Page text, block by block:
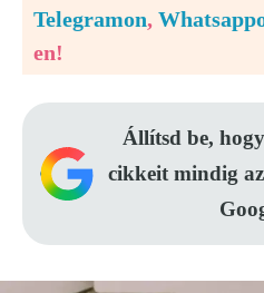
Telegramon,
en!
Állítsd be,
cikkeit mindig